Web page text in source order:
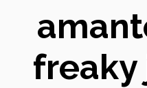
freaky